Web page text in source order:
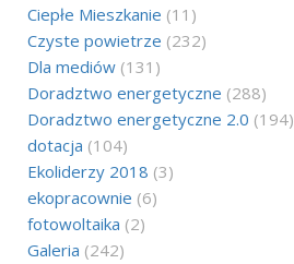
Ciepłe Mieszkanie (11)
Czyste powietrze (232)
Dla mediów (131)
Doradztwo energetyczne (288)
Doradztwo energetyczne 2.0 (194)
dotacja (104)
Ekoliderzy 2018 (3)
ekopracownie (6)
fotowoltaika (2)
Galeria (242)